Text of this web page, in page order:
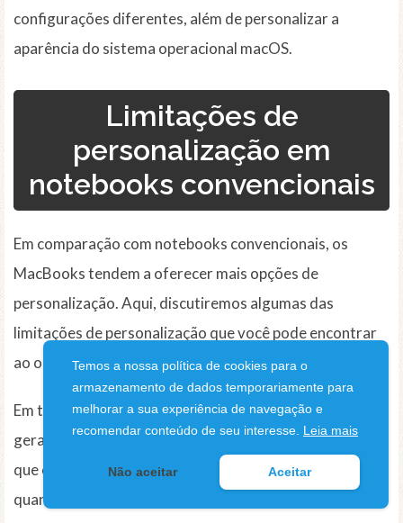
configurações diferentes, além de personalizar a
aparência do sistema operacional macOS.
Limitações de
personalização em
notebooks convencionais
Em comparação com notebooks convencionais, os
MacBooks tendem a oferecer mais opções de
personalização. Aqui, discutiremos algumas das
limitações de personalização que você pode encontrar
ao optar por um notebook convencional.
Em termos de hardware, os notebooks convencionais
geralmente têm menos opções de personalização do
que os MacBooks. Você pode ter opções limitadas
quando se trata de escolher o tamanho da tela,
Temos a nossa política de cookies para o
armazenamento de dados temporariamente para
melhorar a sua experiência de navegação e
recomendar conteúdo de seu interesse. Leia mais
Não aceitar Aceitar